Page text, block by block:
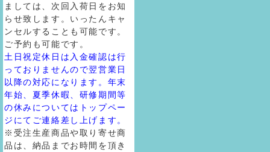
ましては、次回入荷日をお知
らせ致します。いったんキャ
ンセルすることも可能です。
ご予約も可能です。
土日祝定休日は入金確認は行
っておりませんので翌営業日
以降の対応になります。年末
年始、夏季休暇、研修期間等
の休みについてはトップペー
ジにてご連絡差し上げます。
※受注生産商品や取り寄せ商
品は、納品までお時間を頂き